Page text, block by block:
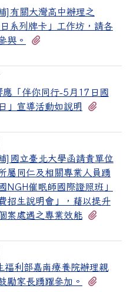
]有關大灣高中辦理之
日系列牌卡」工作坊，請各
與。
應「伴你同行-5月17日國
」宣導活動如說明
]國立臺北大學函請貴單位
屬同仁及相關專業人員踴
NGH催眠師國際證照班」
招生說明會」，藉以提升
案處遇之專業效能
福利部嘉南療養院辦理親
勵家長踴躍參加。